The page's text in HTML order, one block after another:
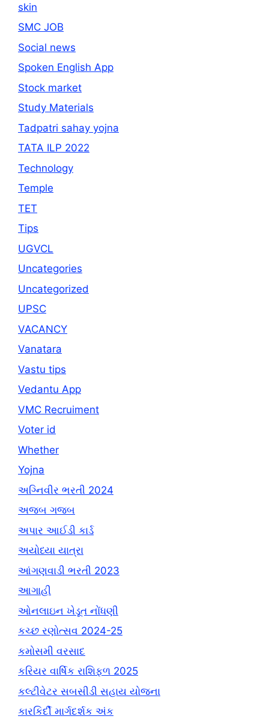
skin
SMC JOB
Social news
Spoken English App
Stock market
Study Materials
Tadpatri sahay yojna
TATA ILP 2022
Technology
Temple
TET
Tips
UGVCL
Uncategories
Uncategorized
UPSC
VACANCY
Vanatara
Vastu tips
Vedantu App
VMC Recruiment
Voter id
Whether
Yojna
અગ્નિવીર ભરતી 2024
અજબ ગજબ
અપાર આઈડી કાર્ડ
અયોધ્યા યાત્રા
આંગણવાડી ભરતી 2023
આગાહી
ઓનલાઇન ખેડૂત નોંધણી
કચ્છ રણોત્સવ 2024-25
કમોસમી વરસાદ
કરિયર વાર્ષિક રાશિફળ 2025
કલ્ટીવેટર સબસીડી સહાય યોજના
કારકિર્દી માર્ગદર્શક અંક